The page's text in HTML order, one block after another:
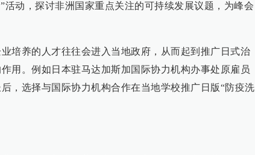
活动，探讨非洲国家重点关注的可持续发展议题，为峰会
培养的人才往往会进入当地政府，从而起到推广日式治
用。例如日本驻马达加斯加国际协力机构办事处原雇员
，选择与国际协力机构合作在当地学校推广日版“防疫洗